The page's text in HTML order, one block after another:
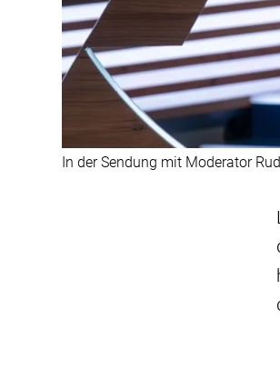
In der Sendung mit Moderator